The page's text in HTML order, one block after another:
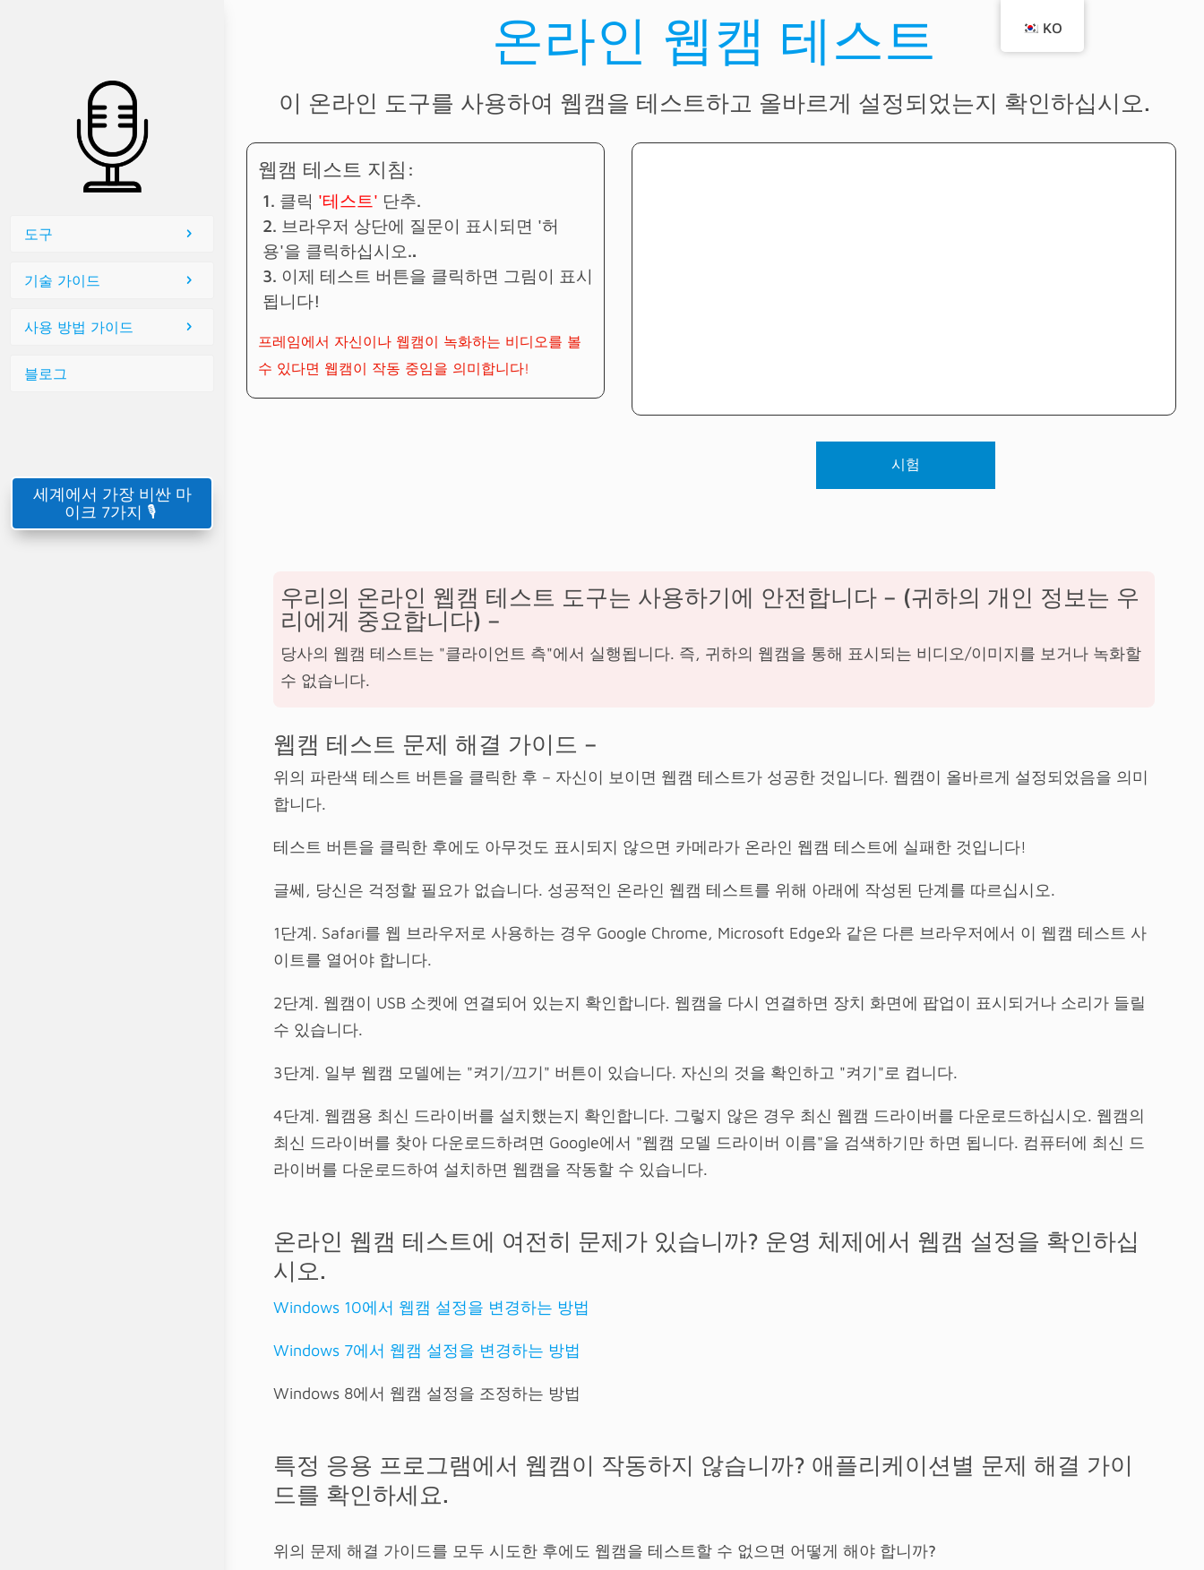
도구
기술 가이드
사용 방법 가이드
블로그
세계에서 가장 비싼 마
이크 7가지 🎙️
온라인 웹캠 테스트
이 온라인 도구를 사용하여 웹캠을 테스트하고 올바르게 설정되었는지 확인하십시오.
웹캠 테스트 지침:
클릭 '테스트' 단추.
브라우저 상단에 질문이 표시되면 '허
용'을 클릭하십시오..
이제 테스트 버튼을 클릭하면 그림이 표시
됩니다!
프레임에서 자신이나 웹캠이 녹화하는 비디오를 볼
수 있다면 웹캠이 작동 중임을 의미합니다!
시험
우리의 온라인 웹캠 테스트 도구는 사용하기에 안전합니다 – (귀하의 개인 정보는 우
리에게 중요합니다) –
당사의 웹캠 테스트는 "클라이언트 측"에서 실행됩니다. 즉, 귀하의 웹캠을 통해 표시되는 비디오/이미지를 보거나 녹화할
수 없습니다.
웹캠 테스트 문제 해결 가이드 –
위의 파란색 테스트 버튼을 클릭한 후 – 자신이 보이면 웹캠 테스트가 성공한 것입니다. 웹캠이 올바르게 설정되었음을 의미
합니다.
테스트 버튼을 클릭한 후에도 아무것도 표시되지 않으면 카메라가 온라인 웹캠 테스트에 실패한 것입니다!
글쎄, 당신은 걱정할 필요가 없습니다. 성공적인 온라인 웹캠 테스트를 위해 아래에 작성된 단계를 따르십시오.
1단계. Safari를 웹 브라우저로 사용하는 경우 Google Chrome, Microsoft Edge와 같은 다른 브라우저에서 이 웹캠 테스트 사
이트를 열어야 합니다.
2단계. 웹캠이 USB 소켓에 연결되어 있는지 확인합니다. 웹캠을 다시 연결하면 장치 화면에 팝업이 표시되거나 소리가 들릴
수 있습니다.
3단계. 일부 웹캠 모델에는 "켜기/끄기" 버튼이 있습니다. 자신의 것을 확인하고 "켜기"로 켭니다.
4단계. 웹캠용 최신 드라이버를 설치했는지 확인합니다. 그렇지 않은 경우 최신 웹캠 드라이버를 다운로드하십시오. 웹캠의
최신 드라이버를 찾아 다운로드하려면 Google에서 "웹캠 모델 드라이버 이름"을 검색하기만 하면 됩니다. 컴퓨터에 최신 드
라이버를 다운로드하여 설치하면 웹캠을 작동할 수 있습니다.
온라인 웹캠 테스트에 여전히 문제가 있습니까? 운영 체제에서 웹캠 설정을 확인하십
시오.
Windows 10에서 웹캠 설정을 변경하는 방법
Windows 7에서 웹캠 설정을 변경하는 방법
Windows 8에서 웹캠 설정을 조정하는 방법
특정 응용 프로그램에서 웹캠이 작동하지 않습니까? 애플리케이션별 문제 해결 가이
드를 확인하세요.
위의 문제 해결 가이드를 모두 시도한 후에도 웹캠을 테스트할 수 없으면 어떻게 해야 합니까?
KO